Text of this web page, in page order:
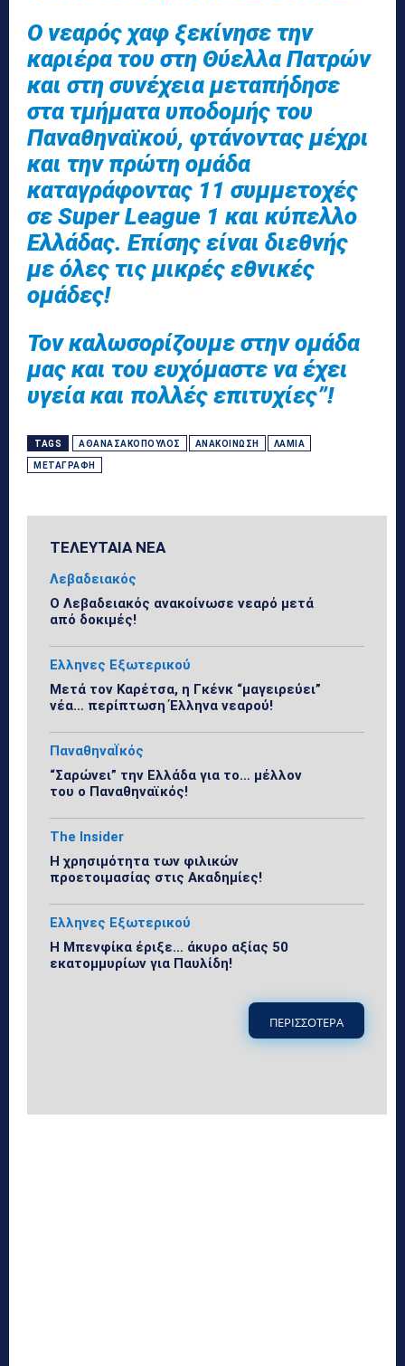
Ο νεαρός χαφ ξεκίνησε την
καριέρα του στη Θύελλα Πατρών
και στη συνέχεια μεταπήδησε
στα τμήματα υποδομής του
Παναθηναϊκού, φτάνοντας μέχρι
και την πρώτη ομάδα
καταγράφοντας 11 συμμετοχές
σε Super League 1 και κύπελλο
Ελλάδας. Επίσης είναι διεθνής
με όλες τις μικρές εθνικές
ομάδες!
Τον καλωσορίζουμε στην ομάδα
μας και του ευχόμαστε να έχει
υγεία και πολλές επιτυχίες”!
TAGS ΑΘΑΝΑΣΑΚΌΠΟΥΛΟΣ ΑΝΑΚΟΊΝΩΣΗ ΛΑΜΊΑ
ΜΕΤΑΓΡΑΦΉ
ΤΕΛΕΥΤΑΙΑ ΝΕΑ
Λεβαδειακός
Ο Λεβαδειακός ανακοίνωσε νεαρό μετά
από δοκιμές!
Ελληνες Εξωτερικού
Μετά τον Καρέτσα, η Γκένκ “μαγειρεύει”
νέα… περίπτωση Έλληνα νεαρού!
ΠαναθηναΪκός
“Σαρώνει” την Ελλάδα για το… μέλλον
του ο Παναθηναϊκός!
The Insider
Η χρησιμότητα των φιλικών
προετοιμασίας στις Ακαδημίες!
Ελληνες Εξωτερικού
Η Μπενφίκα έριξε… άκυρο αξίας 50
εκατομμυρίων για Παυλίδη!
ΠΕΡΙΣΣΟΤΕΡΑ